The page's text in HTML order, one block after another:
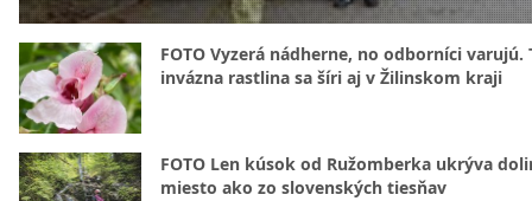
FOTO Vyzerá nádherne, no odborníci varujú.
invázna rastlina sa šíri aj v Žilinskom kraji
FOTO Len kúsok od Ružomberka ukrýva
miesto ako zo slovenských tiesňav